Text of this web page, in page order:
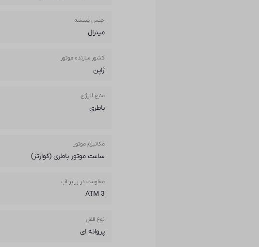
جنس شیشه
مینرال
کشور سازنده موتور
ژاپن
منبع انرژی
باطری
مکانیزم موتور
ساعت موتور باطری (کوارتز)
مقاومت در برابر آب
3 ATM
نوع قفل
پروانه ای